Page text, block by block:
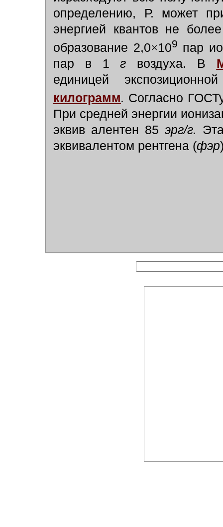
определению, Р. может
энергией квантов не
образование 2,0×109 пар
пар в 1г воздуха. В
единицей
килограмм. Согласно
При средней энергии
эквив алентен 85 эрг/г.
эквивалентом рентгена (фэр